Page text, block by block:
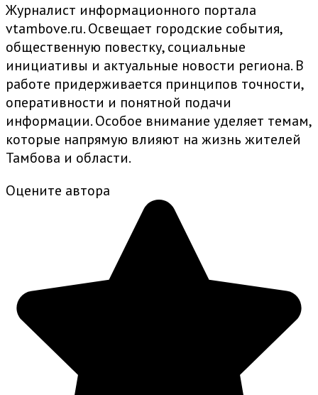
Журналист информационного портала
vtambove.ru. Освещает городские события,
общественную повестку, социальные
инициативы и актуальные новости региона. В
работе придерживается принципов точности,
оперативности и понятной подачи
информации. Особое внимание уделяет темам,
которые напрямую влияют на жизнь жителей
Тамбова и области.
Оцените автора